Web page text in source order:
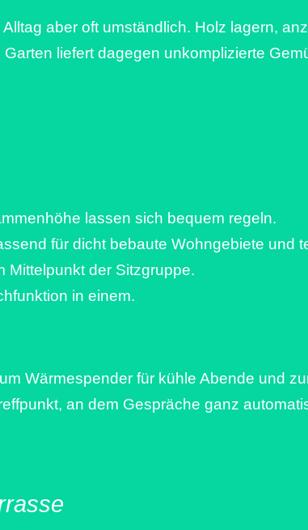
aber oft umständlich. Holz lagern,
liefert dagegen unkomplizierte
lassen sich bequem regeln.
für dicht bebaute Wohngebiete und
Mittelpunkt der Sitzgruppe.
in einem.
Wärmespender für kühle Abende und
an dem Gespräche ganz